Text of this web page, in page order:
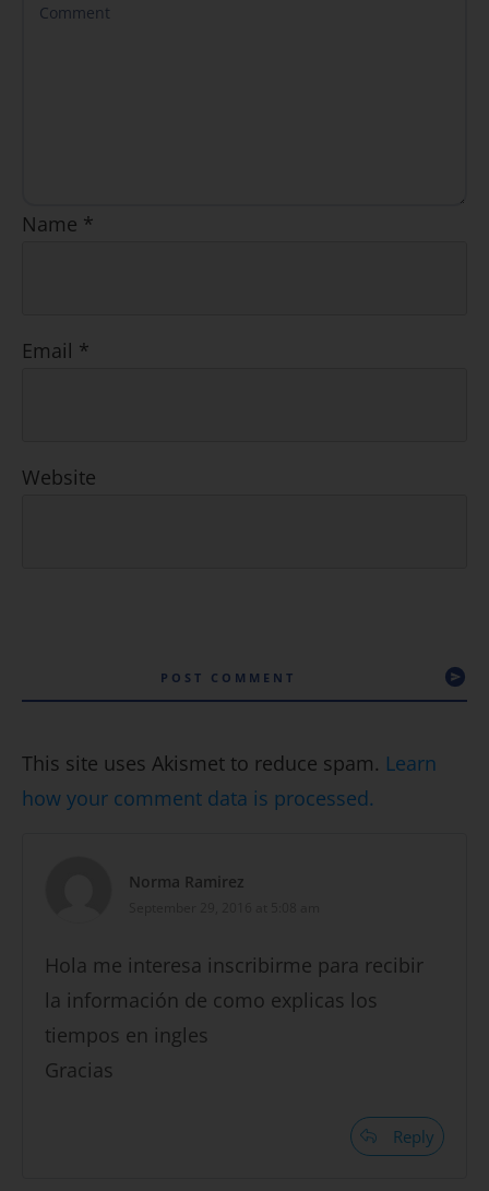
Name *
Email *
Website
POST COMMENT
This site uses Akismet to reduce spam. Learn
how your comment data is processed.
Norma Ramirez
Hola me interesa inscribirme para recibir
la información de como explicas los
tiempos en ingles
Gracias
Reply